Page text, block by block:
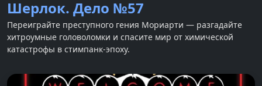
Шерлок. Дело №57
Переиграйте преступного гения Мориарти — разгадайте
хитроумные головоломки и спасите мир от химической
катастрофы в стимпанк-эпоху.